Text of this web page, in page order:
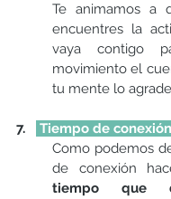
Te animamos a
encuentres la
vaya contigo
movimiento el
tu mente lo
7.
Tiempo de conexión
Como podemos
tiempo que